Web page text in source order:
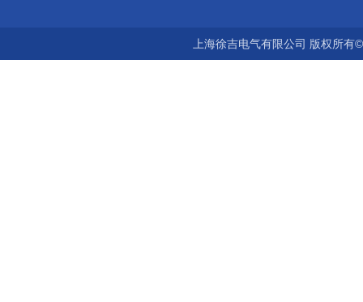
上海徐吉电气有限公司 版权所